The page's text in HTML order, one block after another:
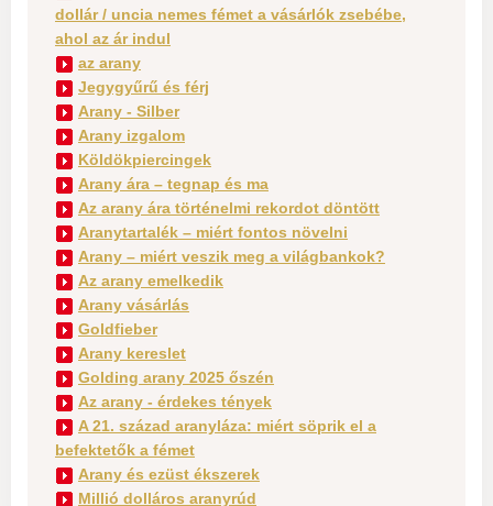
dollár / uncia nemes fémet a vásárlók zsebébe,
ahol az ár indul
az arany
Jegygyűrű és férj
Arany - Silber
Arany izgalom
Köldökpiercingek
Arany ára – tegnap és ma
Az arany ára történelmi rekordot döntött
Aranytartalék – miért fontos növelni
Arany – miért veszik meg a világbankok?
Az arany emelkedik
Arany vásárlás
Goldfieber
Arany kereslet
Golding arany 2025 őszén
Az arany - érdekes tények
A 21. század aranyláza: miért söprik el a
befektetők a fémet
Arany és ezüst ékszerek
Millió dolláros aranyrúd